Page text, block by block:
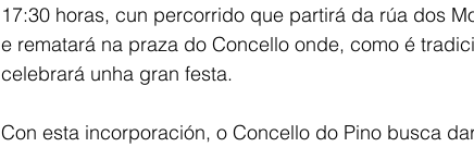
17:30 horas, cun percorrido que partirá da rúa dos
e rematará na praza do Concello onde, como é
celebrará unha gran festa.
Con esta incorporación, o Concello do Pino busca